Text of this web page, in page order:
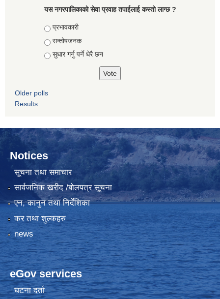
यस नगरपालिकाको सेवा प्रवाह तपाईलाई कस्तो लाग्छ ?
Choices
प्रभावकारी
सन्तोषजनक
सुधार गर्नु पर्ने धेरै छन
Older polls
Results
Notices
सूचना तथा समाचार
सार्वजनिक खरीद /बोलपत्र सूचना
एन, कानुन तथा निर्देशिका
कर तथा शुल्कहरु
news
eGov services
घटना दर्ता